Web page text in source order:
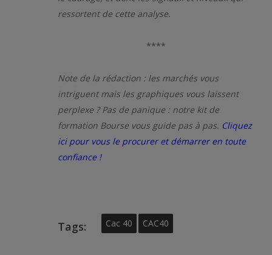
ressortent de cette analyse.
****
Note de la rédaction : les marchés vous
intriguent mais les graphiques vous laissent
perplexe ? Pas de panique : notre kit de
formation Bourse vous guide pas à pas. Cliquez
ici pour vous le procurer et démarrer en toute
confiance !
Tags: Cac 40 CAC40